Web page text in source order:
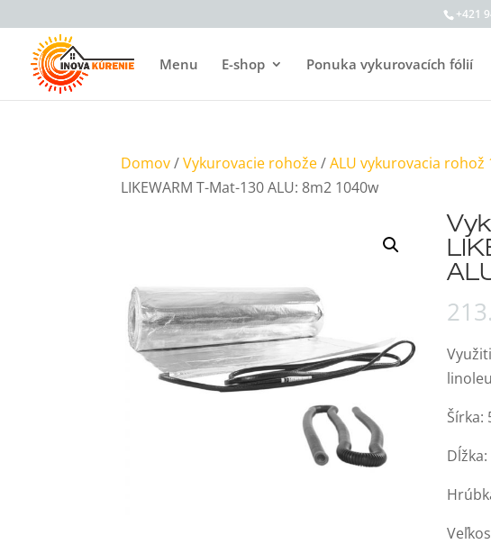
+421
Menu E-shop Ponuka vykurovacích fólií
Domov/Vykurovacie rohože/ALU vykurovacia rohož
LIKEWARM T-Mat-130 ALU: 8m2 1040w
Šírka: